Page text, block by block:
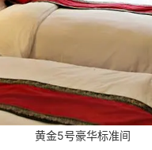
黄金5号豪华标准间